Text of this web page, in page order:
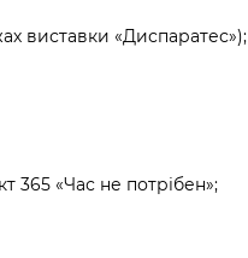
виставки «Диспаратес»);
365 «Час не потрібен»;